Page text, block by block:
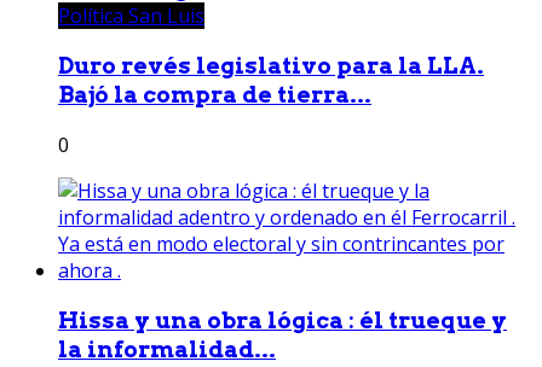
Política San Luis
Duro revés legislativo para la LLA.
Bajó la compra de tierra...
0
Hissa y una obra lógica : él trueque y
la informalidad...